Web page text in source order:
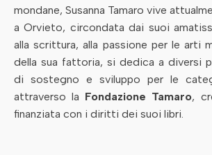
mondane, Susanna Tamaro vive
a Orvieto, circondata dai suoi
alla scrittura, alla passione per le arti
della sua fattoria, si dedica a diversi
di sostegno e sviluppo per le
attraverso la Fondazione Tamaro,
finanziata con i diritti dei suoi libri.